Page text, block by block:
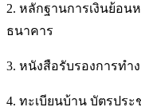
2. หลักฐานการเงินย้อน
ธนาคาร
3. หนังสือรับรองการทำ
4. ทะเบียนบ้าน บัตรปร